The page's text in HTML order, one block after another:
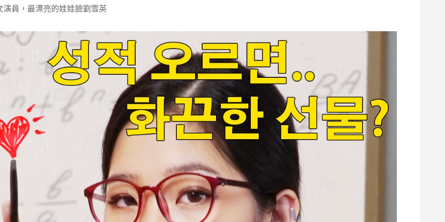
演員，最漂亮的娃娃臉劉雪英